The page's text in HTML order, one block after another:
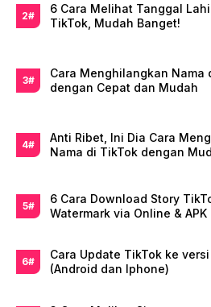
6 Cara Melihat Tanggal
TikTok, Mudah Banget!
Cara Menghilangkan Nama
dengan Cepat dan Mudah
Anti Ribet, Ini Dia Cara
Nama di TikTok dengan
6 Cara Download Story
Watermark via Online & APK
Cara Update TikTok ke
(Android dan Iphone)